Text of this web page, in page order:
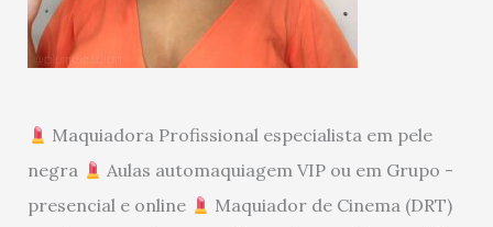
Maquiadora Profissional especialista em pele
negra
Aulas automaquiagem VIP ou em Grupo -
presencial e online
Maquiador de Cinema (DRT)